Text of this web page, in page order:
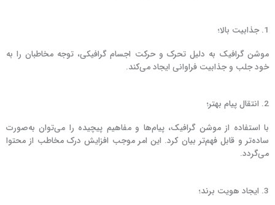
1. جذابیت بالا؛
موشن گرافیک به دلیل تحرک و حرکت اجسام گرافیکی، توجه مخاطبان را به
خود جلب و جذابیت فراوانی ایجاد می‌کند.
2. انتقال پیام بهتر؛
با استفاده از موشن گرافیک، پیام‌ها و مفاهیم پیچیده را می‌توان به‌صورت
ساده‌تر و قابل فهم‌تر بیان کرد. این امر موجب افزایش درک مخاطب از محتوا
می‌گردد.
3. ایجاد هویت برند؛